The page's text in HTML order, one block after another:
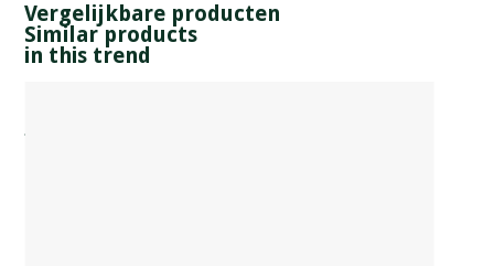
Vergelijkbare producten
Similar products
in this trend